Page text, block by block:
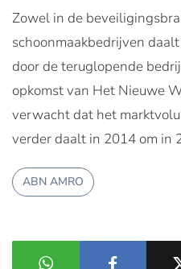
Zowel in de
schoonmaakbedrijven
door de teruglopende
opkomst van Het Nieuwe
verwacht dat het
verder daalt in 2014 om in
ABN AMRO